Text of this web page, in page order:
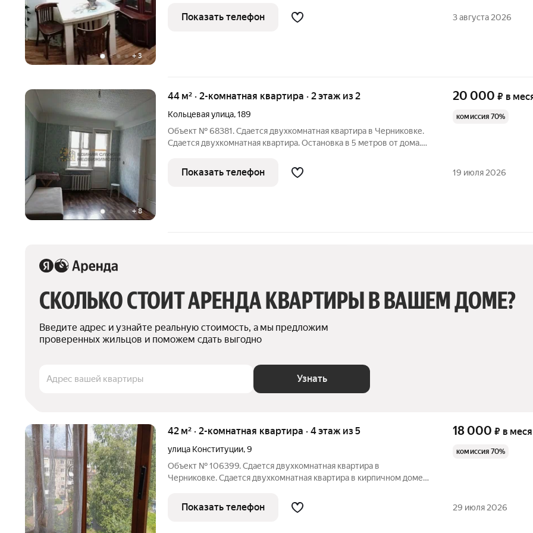
+3
Показать телефон 3 августа 2026
+8
44 м² · 2-комнатная квартира · 2 этаж из 2
Кольцевая улица,189
Объект № 68381. Сдается двухкомнатная квартира в Черниковке.
Сдается двухкомнатная квартира. Остановка в 5 метров от дома.
магазинов. Ванна находится на кухне.
20 000 ₽ в
комиссия 70%
Показать телефон 19 июля 2026
СКОЛЬКО СТОИТ АРЕНДА КВАРТИРЫ В ВАШЕМ ДОМЕ?
Введите адрес и узнайте реальную стоимость, а мы предложим
проверенных жильцов и поможем сдать выгодно
Адрес вашей квартиры Узнать
42 м² · 2-комнатная квартира · 4 этаж из 5
улица Конституции,9
Объект № 106399. Сдается двухкомнатная квартира в
Черниковке. Сдается двухкомнатная квартира в кирпичном доме
Пластиковые стеклопакеты. Без мебели.
18 000 ₽ в
комиссия 70%
Показать телефон 29 июля 2026